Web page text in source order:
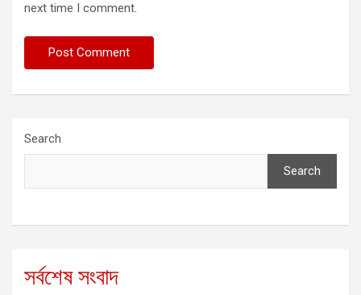
next time I comment.
Search
Search
সর্বশেষ সংবাদ